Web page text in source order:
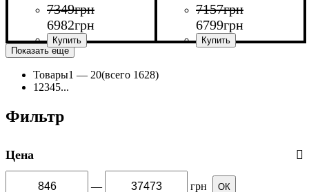
7349грн
6982грн
Ширина: 160 см
Высота: 75 см
7157грн
6799грн
Показать еще
Товары1 — 20(всего 1628)
1 2345...
Фильтр
Цена
— грн ОК